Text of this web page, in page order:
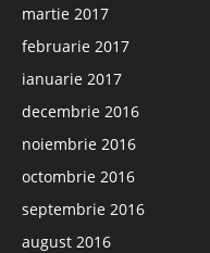
martie 2017
februarie 2017
ianuarie 2017
decembrie 2016
noiembrie 2016
octombrie 2016
septembrie 2016
august 2016